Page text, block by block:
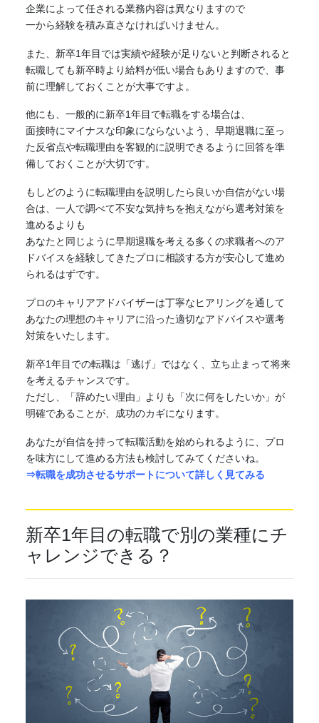
企業によって任される業務内容は異なりますので
一から経験を積み直さなければいけません。
また、新卒1年目では実績や経験が足りないと判断されると
転職しても新卒時より給料が低い場合もありますので、事
前に理解しておくことが大事ですよ。
他にも、一般的に新卒1年目で転職をする場合は、
面接時にマイナスな印象にならないよう、早期退職に至っ
た反省点や転職理由を客観的に説明できるように回答を準
備しておくことが大切です。
もしどのように転職理由を説明したら良いか自信がない場
合は、一人で調べて不安な気持ちを抱えながら選考対策を
進めるよりも
あなたと同じように早期退職を考える多くの求職者へのア
ドバイスを経験してきたプロに相談する方が安心して進め
られるはずです。
プロのキャリアアドバイザーは丁寧なヒアリングを通して
あなたの理想のキャリアに沿った適切なアドバイスや選考
対策をいたします。
新卒1年目での転職は「逃げ」ではなく、立ち止まって将来
を考えるチャンスです。
ただし、「辞めたい理由」よりも「次に何をしたいか」が
明確であることが、成功のカギになります。
あなたが自信を持って転職活動を始められるように、プロ
を味方にして進める方法も検討してみてくださいね。
⇒転職を成功させるサポートについて詳しく見てみる
新卒1年目の転職で別の業種にチ
ャレンジできる？